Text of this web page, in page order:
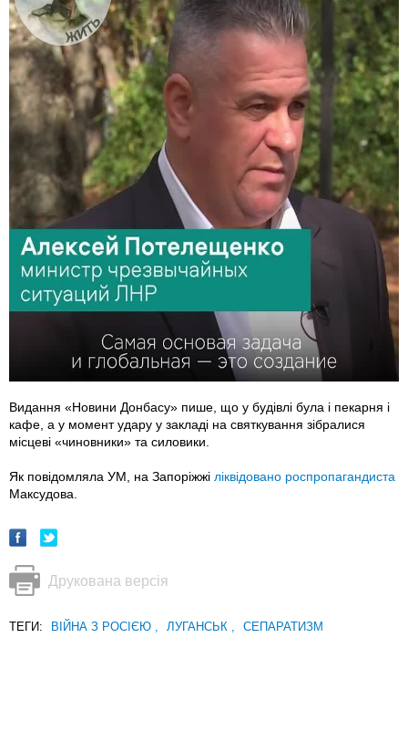
Видання «Новини Донбасу» пише, що у будівлі була і пекарня і
кафе, а у момент удару у закладі на святкування зібралися
місцеві «чиновники» та силовики.
Як повідомляла УМ, на Запоріжжі ліквідовано роспропагандиста
Максудова.
Друкована версія
ТЕГИ: ВІЙНА З РОСІЄЮ ЛУГАНСЬК СЕПАРАТИЗМ